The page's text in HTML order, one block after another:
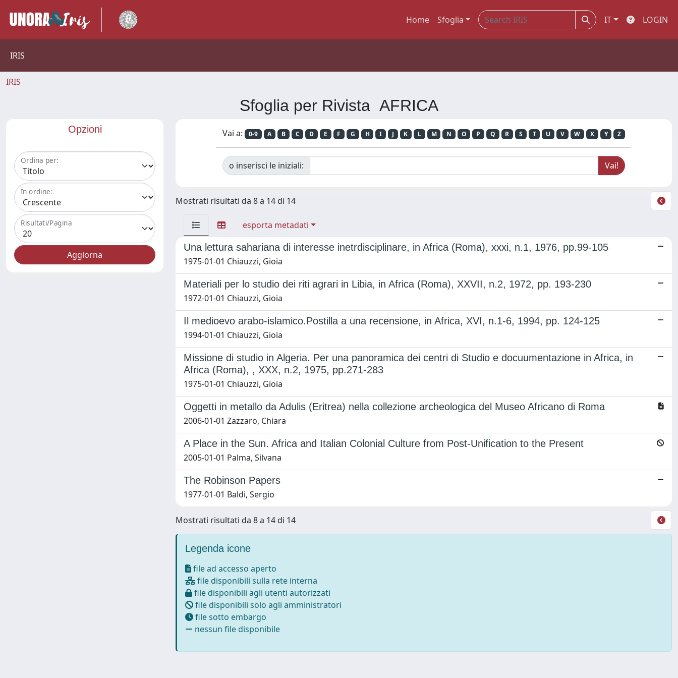
Home Sfoglia IT LOGIN
IRIS
IRIS
Sfoglia per Rivista AFRICA
Opzioni
Ordina per:
In ordine:
Risultati/Pagina
Vai a: 0-9 A B C D E F G H I J K L M N O P Q R S T U V W X Y Z
o inserisci le iniziali:
Mostrati risultati da 8 a 14 di 14
esporta metadati
Una lettura sahariana di interesse inetrdisciplinare, in Africa (Roma), xxxi, n.1, 1976, pp.99-105
1975-01-01 Chiauzzi, Gioia
Materiali per lo studio dei riti agrari in Libia, in Africa (Roma), XXVII, n.2, 1972, pp. 193-230
1972-01-01 Chiauzzi, Gioia
Il medioevo arabo-islamico.Postilla a una recensione, in Africa, XVI, n.1-6, 1994, pp. 124-125
1994-01-01 Chiauzzi, Gioia
Missione di studio in Algeria. Per una panoramica dei centri di Studio e docuumentazione in Africa, in
Africa (Roma), , XXX, n.2, 1975, pp.271-283
1975-01-01 Chiauzzi, Gioia
Oggetti in metallo da Adulis (Eritrea) nella collezione archeologica del Museo Africano di Roma
2006-01-01 Zazzaro, Chiara
A Place in the Sun. Africa and Italian Colonial Culture from Post-Unification to the Present
2005-01-01 Palma, Silvana
The Robinson Papers
1977-01-01 Baldi, Sergio
Mostrati risultati da 8 a 14 di 14
Legenda icone
file ad accesso aperto
file disponibili sulla rete interna
file disponibili agli utenti autorizzati
file disponibili solo agli amministratori
file sotto embargo
nessun file disponibile